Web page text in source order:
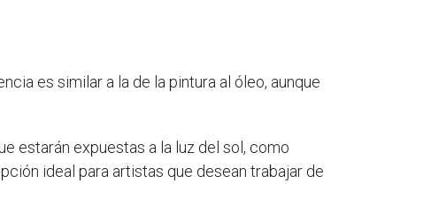
es similar a la de la pintura al óleo, aunque
estarán expuestas a la luz del sol, como
ideal para artistas que desean trabajar de